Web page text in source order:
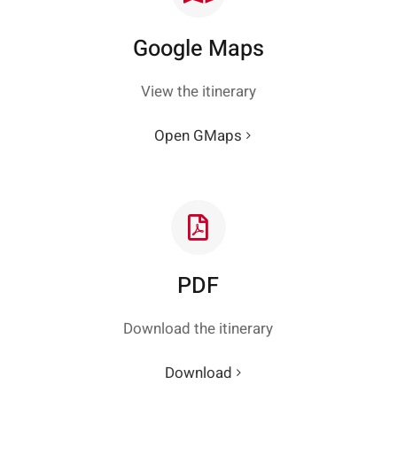
Google Maps
View the itinerary
Open GMaps
PDF
Download the itinerary
Download